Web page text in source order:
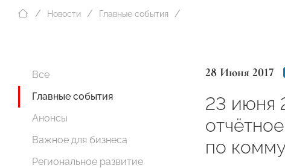
Новости Главные события
Все
Главные события
Анонсы
Важное для бизнеса
Региональное развитие
28 Июня 2017
23 июня
по